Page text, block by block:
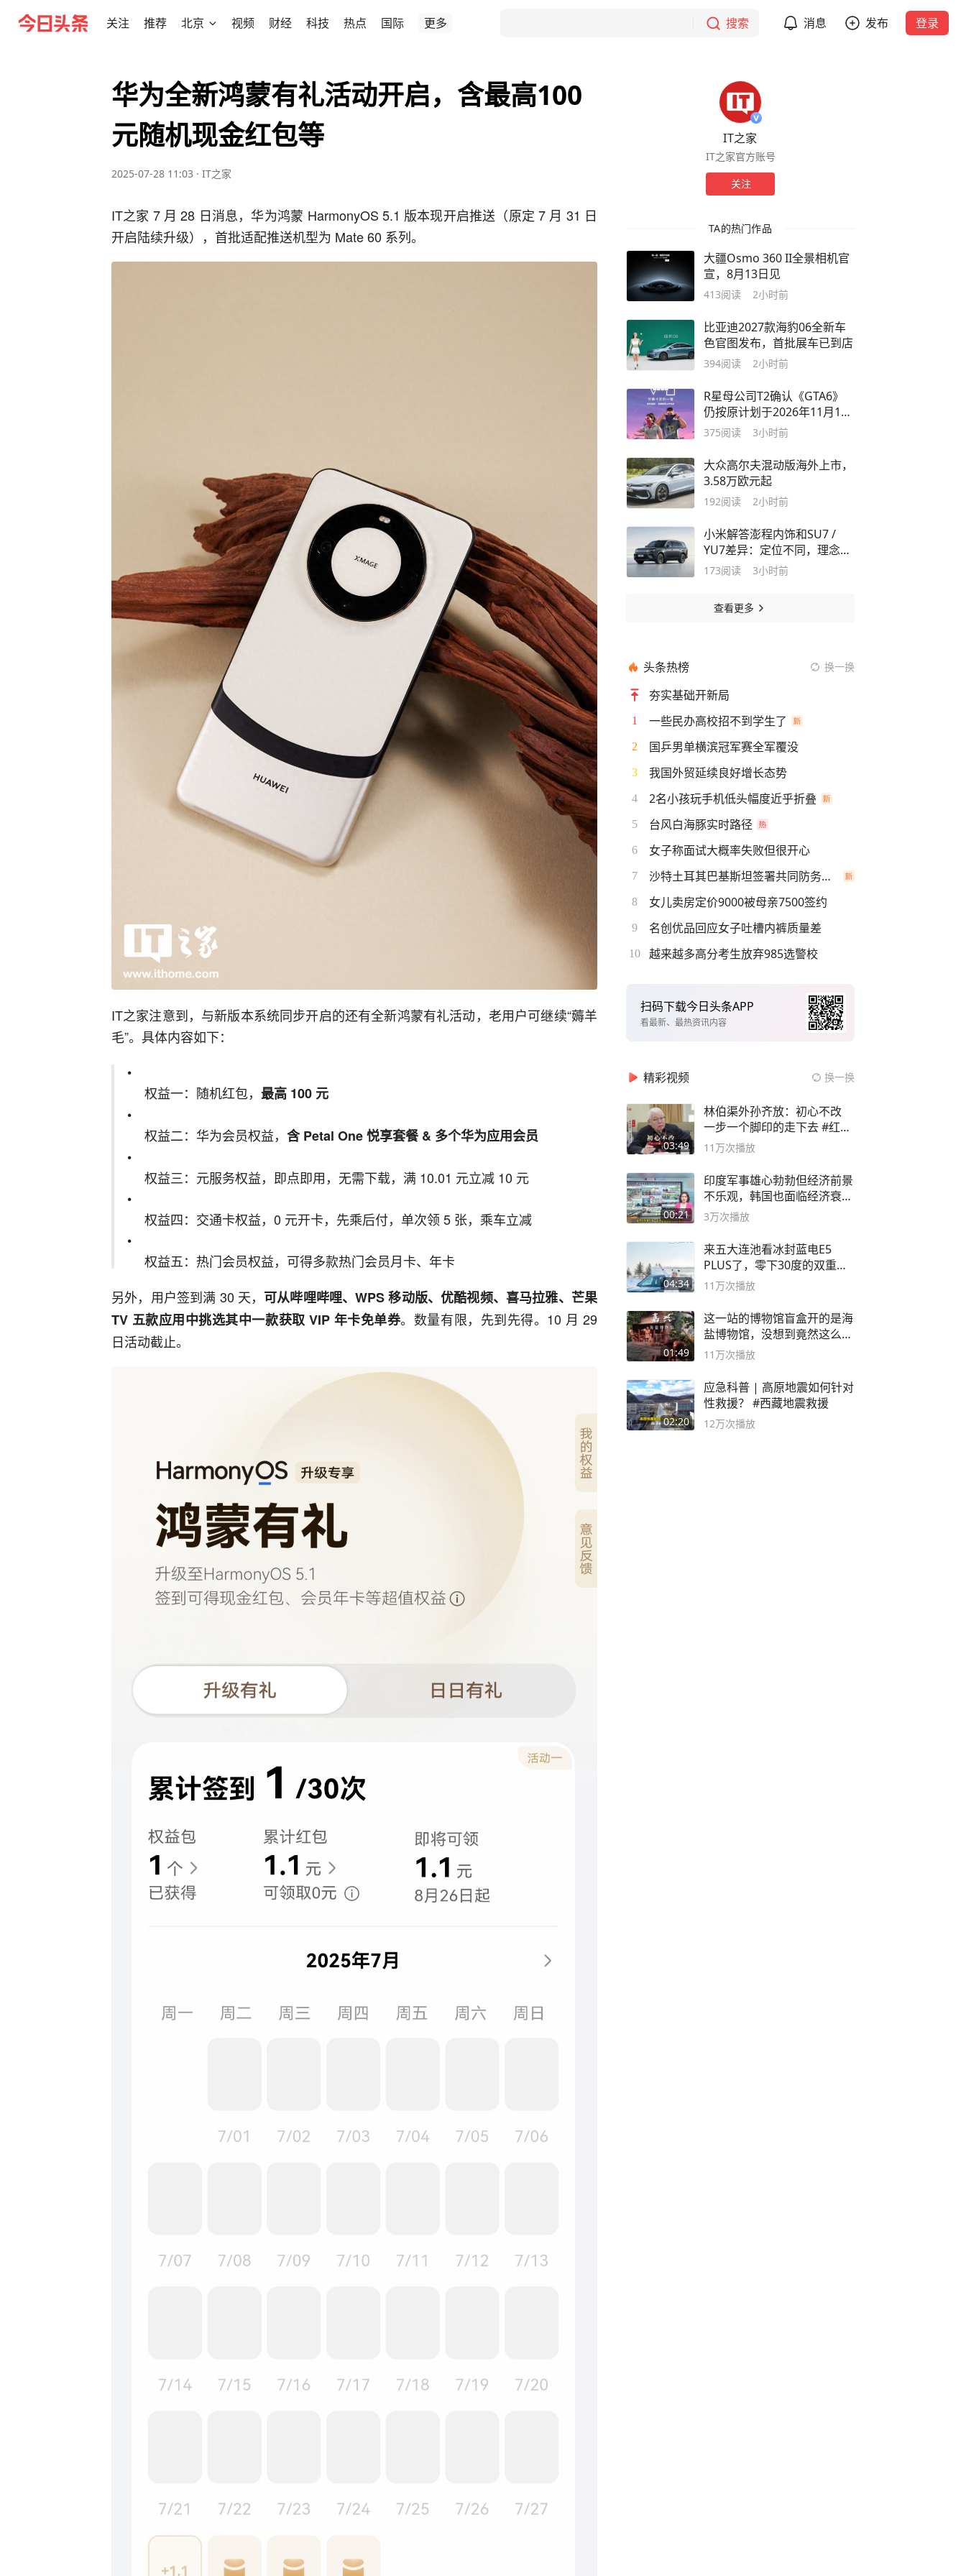
关注 推荐 北京 视频 财经 科技 热点 国际 更多 搜索 消息 发布 登录
华为全新鸿蒙有礼活动开启，含最高100
元随机现金红包等
2025-07-28 11:03 · IT之家
IT之家 7 月 28 日消息，华为鸿蒙 HarmonyOS 5.1 版本现开启推送（原定 7 月 31 日
开启陆续升级），首批适配推送机型为 Mate 60 系列。
IT之家注意到，与新版本系统同步开启的还有全新鸿蒙有礼活动，老用户可继续“薅羊
毛”。具体内容如下：
权益一：随机红包， 最高 100 元
权益二：华为会员权益， 含 Petal One 悦享套餐 & 多个华为应用会员
权益三：元服务权益，即点即用，无需下载，满 10.01 元立减 10 元
权益四：交通卡权益，0 元开卡，先乘后付，单次领 5 张，乘车立减
权益五：热门会员权益，可得多款热门会员月卡、年卡
另外，用户签到满 30 天， 可从哔哩哔哩、WPS 移动版、优酷视频、喜马拉雅、芒果
TV 五款应用中挑选其中一款获取 VIP 年卡免单券。数量有限，先到先得。10 月 29
日活动截止。
IT之家
IT之家官方账号
关注
TA的热门作品
大疆Osmo 360 II全景相机官
宣，8月13日见
413阅读 2小时前
比亚迪2027款海豹06全新车
色官图发布，首批展车已到店
394阅读 2小时前
R星母公司T2确认《GTA6》
仍按原计划于2026年11月19
日发售
375阅读 3小时前
大众高尔夫混动版海外上市，
3.58万欧元起
192阅读 2小时前
小米解答澎程内饰和SU7 /
YU7差异：定位不同，理念也
会有区别
173阅读 3小时前
查看更多
头条热榜 换一换
夯实基础开新局
1 一些民办高校招不到学生了
2 国乒男单横滨冠军赛全军覆没
3 我国外贸延续良好增长态势
4 2名小孩玩手机低头幅度近乎折叠
5 台风白海豚实时路径
6 女子称面试大概率失败但很开心
7 沙特土耳其巴基斯坦签署共同防务协议
8 女儿卖房定价9000被母亲7500签约
9 名创优品回应女子吐槽内裤质量差
10 越来越多高分考生放弃985选警校
扫码下载今日头条APP
看最新、最热资讯内容
精彩视频 换一换
03:49
林伯渠外孙齐放：初心不改
一步一个脚印的走下去 #红船
论坛
11万次播放
00:21
印度军事雄心勃勃但经济前景
不乐观，韩国也面临经济衰退
风险
3万次播放
04:34
来五大连池看冰封蓝电E5
PLUS了，零下30度的双重冰
封40小时全录
11万次播放
01:49
这一站的博物馆盲盒开的是海
盐博物馆，没想到竟然这么好
逛！
11万次播放
02:20
应急科普 | 高原地震如何针对
性救援？ #西藏地震救援
12万次播放